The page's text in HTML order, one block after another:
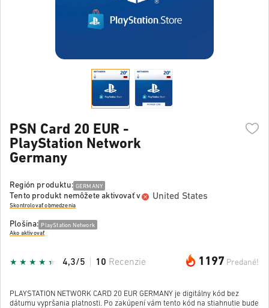
PSN Card 20 EUR -
PlayStation Network
Germany
Región produktu: GERMANY
Tento produkt nemôžete aktivovať v United States
Skontrolovať obmedzenia
Plošina: PlayStation Network
Ako aktivovať
1197 Predané!
4,3/5 10 Recenzie
PLAYSTATION NETWORK CARD 20 EUR GERMANY je digitálny kód bez
dátumu vypršania platnosti. Po zakúpení vám tento kód na stiahnutie bude